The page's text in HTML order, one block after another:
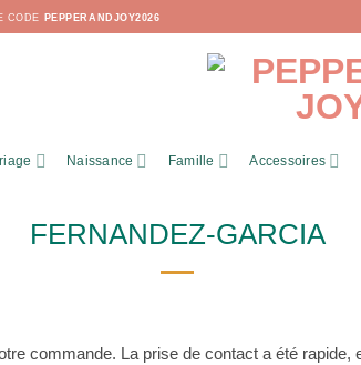
CODE PEPPERANDJOY2026
Naissance Famille Accessoires
FERNANDEZ-GARCIA
commande. La prise de contact a été rapide,